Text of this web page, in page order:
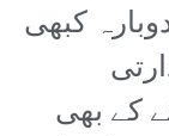
کبھی
کے بھی